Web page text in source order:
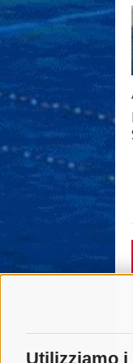
Utilizziamo